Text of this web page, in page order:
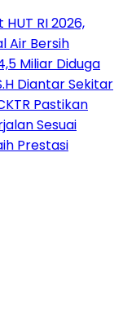
RI 2026,
Air Bersih
Miliar Diduga
Diantar Sekitar
Pastikan
Sesuai
Prestasi